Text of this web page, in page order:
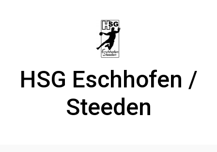
HSG Eschhofen /
Steeden